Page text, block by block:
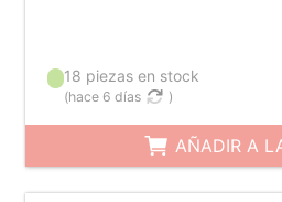
18 piezas en stock
(hace 6 días )
AÑADIR A